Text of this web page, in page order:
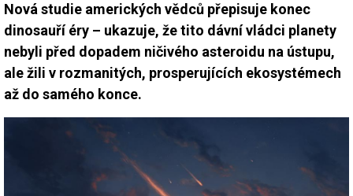
Nová studie amerických vědců přepisuje konec
dinosauří éry – ukazuje, že tito dávní vládci planety
nebyli před dopadem ničivého asteroidu na ústupu,
ale žili v rozmanitých, prosperujících ekosystémech
až do samého konce.